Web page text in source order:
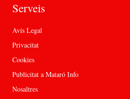
Serveis
Avís Legal
Privacitat
Cookies
Publicitat a Mataró Info
Nosaltres